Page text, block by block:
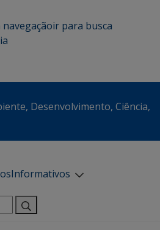
ir para busca
Desenvolvimento, Ciência,
Informativos